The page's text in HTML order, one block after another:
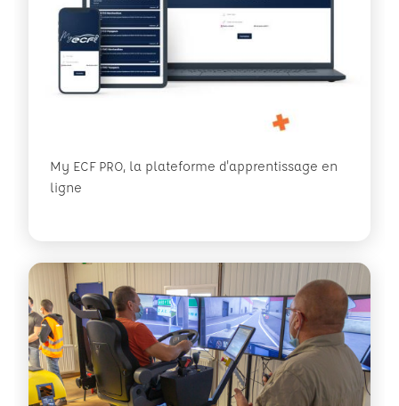
My ECF PRO, la plateforme d'apprentissage en
ligne